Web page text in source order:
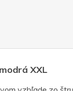
XXL